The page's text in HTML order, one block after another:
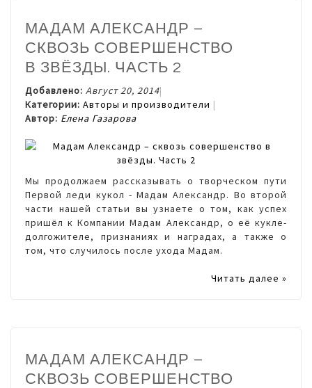
МАДАМ АЛЕКСАНДР –
СКВОЗЬ СОВЕРШЕНСТВО
В ЗВЁЗДЫ. ЧАСТЬ 2
Добавлено: Август 20, 2014
Категории: Авторы и производители
Автор: Елена Газарова
Мы продолжаем рассказывать о творческом пути
Первой леди кукол - Мадам Александр. Во второй
части нашей статьи вы узнаете о том, как успех
пришёл к Компании Мадам Александр, о её кукле-
долгожителе, признаниях и наградах, а также о
том, что случилось после ухода Мадам.
Читать далее »
МАДАМ АЛЕКСАНДР –
СКВОЗЬ СОВЕРШЕНСТВО